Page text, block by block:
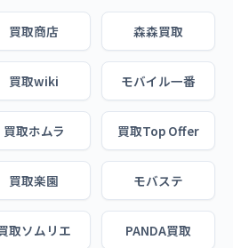
買取商店 森森買取
買取wiki モバイル一番
買取ホムラ 買取Top Offer
買取楽園 モバステ
取ソムリエ PANDA買取